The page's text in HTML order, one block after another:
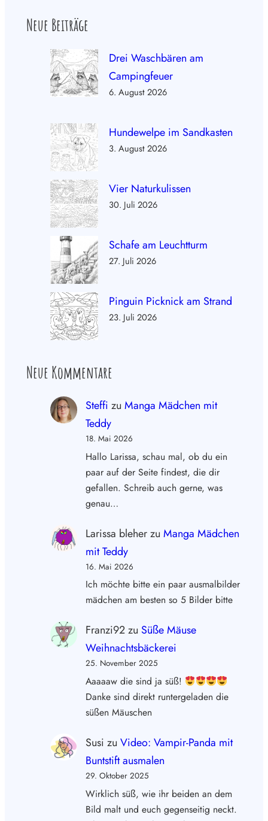
Neue Beiträge
Drei Waschbären am
Campingfeuer
6. August 2026
Hundewelpe im Sandkasten
3. August 2026
Vier Naturkulissen
30. Juli 2026
Schafe am Leuchtturm
27. Juli 2026
Pinguin Picknick am Strand
23. Juli 2026
Neue Kommentare
Steffi zu Manga Mädchen mit
Teddy
18. Mai 2026
Hallo Larissa, schau mal, ob du ein
paar auf der Seite findest, die dir
gefallen. Schreib auch gerne, was
genau…
Larissa bleherzu Manga Mädchen
mit Teddy
16. Mai 2026
Ich möchte bitte ein paar ausmalbilder
mädchen am besten so 5 Bilder bitte
Franzi92zu Süße Mäuse
Weihnachtsbäckerei
25. November 2025
Aaaaaw die sind ja süß!
Danke sind direkt runtergeladen die
süßen Mäuschen
Susi zu Video: Vampir-Panda mit
Buntstift ausmalen
29. Oktober 2025
Wirklich süß, wie ihr beiden an dem
Bild malt und euch gegenseitig neckt.